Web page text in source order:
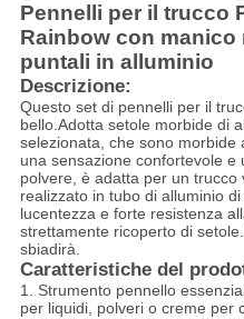
Pennelli per il trucco
Rainbow con
puntali in alluminio
Descrizione:
Questo set di pennelli per il
bello.Adotta setole morbide di
selezionata, che sono morbide
una sensazione confortevole
polvere, è adatta per un trucco
realizzato in tubo di alluminio
lucentezza e forte resistenza
strettamente ricoperto di setole.
sbiadirà.
Caratteristiche del
1. Strumento pennello
per liquidi, polveri o creme per